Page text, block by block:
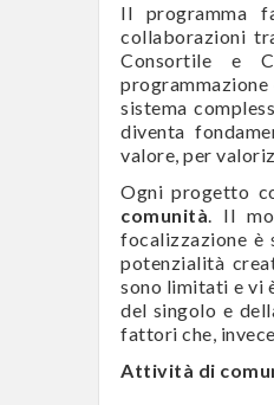
Il programma
collaborazioni
Consortile e
sistema
diventa
valore, per
Ogni progetto
comunità. Il
focalizzazione è
potenzialità
sono limitati e vi
del singolo e
fattori che,
Attività di